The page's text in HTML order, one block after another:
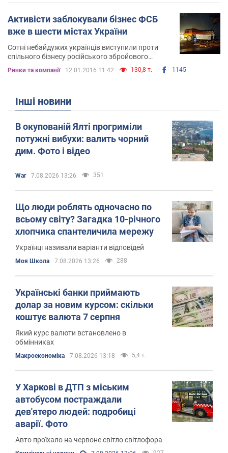
Активісти заблокували бізнес ФСБ
вже в шести містах України
Сотні небайдужих українців виступили проти
спільного бізнесу російського збройового
барона і колишнього президента України
Ринки та компанії 12.01.2016 11:42 130,8 т. 1145
Інші новини
В окупованій Ялті прогриміли
потужні вибухи: валить чорний
дим. Фото і відео
War 7.08.2026 13:26 351
Що люди роблять одночасно по
всьому світу? Загадка 10-річного
хлопчика спантеличила мережу
Українці називали варіанти відповідей
Моя Школа 7.08.2026 13:26 288
Українські банки приймають
долар за новим курсом: скільки
коштує валюта 7 серпня
Який курс валюти встановлено в
обмінниках
Mакроекономіка 7.08.2026 13:18 5,4 т.
У Харкові в ДТП з міським
автобусом постраждали
дев'ятеро людей: подробиці
аварії. Фото
Авто проїхало на червоне світло світлофора